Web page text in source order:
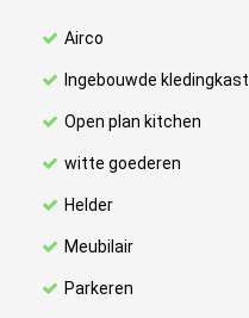
Airco
Ingebouwde kledingkast
Open plan kitchen
witte goederen
Helder
Meubilair
Parkeren